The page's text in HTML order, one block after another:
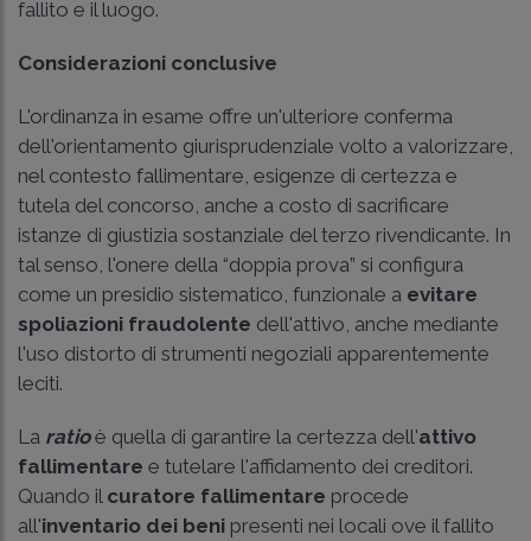
fallito e il luogo.
Considerazioni conclusive
L'ordinanza in esame offre un'ulteriore conferma
dell'orientamento giurisprudenziale volto a valorizzare,
nel contesto fallimentare, esigenze di certezza e
tutela del concorso, anche a costo di sacrificare
istanze di giustizia sostanziale del terzo rivendicante. In
tal senso, l'onere della “doppia prova” si configura
come un presidio sistematico, funzionale a evitare
spoliazioni fraudolente dell'attivo, anche mediante
l'uso distorto di strumenti negoziali apparentemente
leciti.
La ratioè quella di garantire la certezza dell'attivo
fallimentare e tutelare l'affidamento dei creditori.
Quando il curatore fallimentare procede
all'inventario dei beni presenti nei locali ove il fallito